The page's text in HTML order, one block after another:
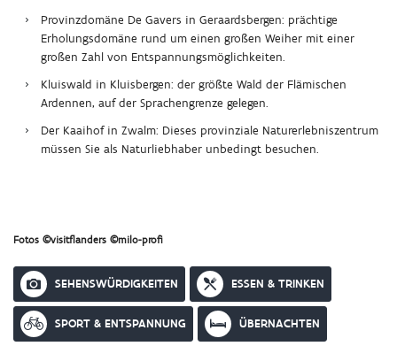
Provinzdomäne De Gavers in Geraardsbergen: prächtige
Erholungsdomäne rund um einen großen Weiher mit einer
großen Zahl von Entspannungsmöglichkeiten.
Kluiswald in Kluisbergen: der größte Wald der Flämischen
Ardennen, auf der Sprachengrenze gelegen.
Der Kaaihof in Zwalm: Dieses provinziale Naturerlebniszentrum
müssen Sie als Naturliebhaber unbedingt besuchen.
Fotos ©visitflanders ©milo-profi
Onderstaande
activiteiten
worden
automatisch
aangepast
SEHENSWÜRDIGKEITEN ESSEN & TRINKEN
SPORT & ENTSPANNUNG ÜBERNACHTEN